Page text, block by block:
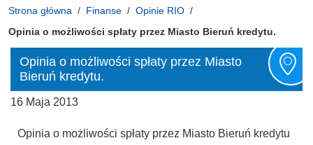
Strona główna Finanse
Opinie RIO
Opinia o możliwości spłaty przez Miasto Bieruń kredytu.
Opinia o możliwości spłaty przez Miasto
Bieruń kredytu.
16 Maja 2013
Opinia o możliwości spłaty przez Miasto Bieruń kredytu